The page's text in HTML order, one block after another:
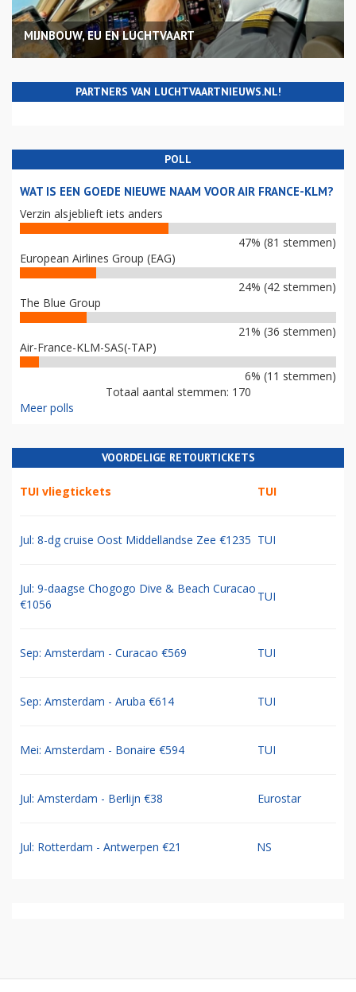
MIJNBOUW, EU EN LUCHTVAART
PARTNERS VAN LUCHTVAARTNIEUWS.NL!
POLL
WAT IS EEN GOEDE NIEUWE NAAM VOOR AIR FRANCE-KLM?
Verzin alsjeblieft iets anders
47% (81 stemmen)
European Airlines Group (EAG)
24% (42 stemmen)
The Blue Group
21% (36 stemmen)
Air-France-KLM-SAS(-TAP)
6% (11 stemmen)
Totaal aantal stemmen: 170
Meer polls
VOORDELIGE RETOURTICKETS
TUI vliegtickets TUI
Jul: 8-dg cruise Oost Middellandse Zee €1235 TUI
Jul: 9-daagse Chogogo Dive & Beach Curacao
€1056
TUI
Sep: Amsterdam - Curacao €569 TUI
Sep: Amsterdam - Aruba €614 TUI
Mei: Amsterdam - Bonaire €594 TUI
Jul: Amsterdam - Berlijn €38 Eurostar
Jul: Rotterdam - Antwerpen €21 NS